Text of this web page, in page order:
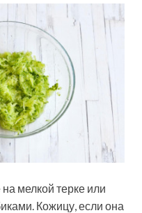
мелкой терке или
Кожицу, если она